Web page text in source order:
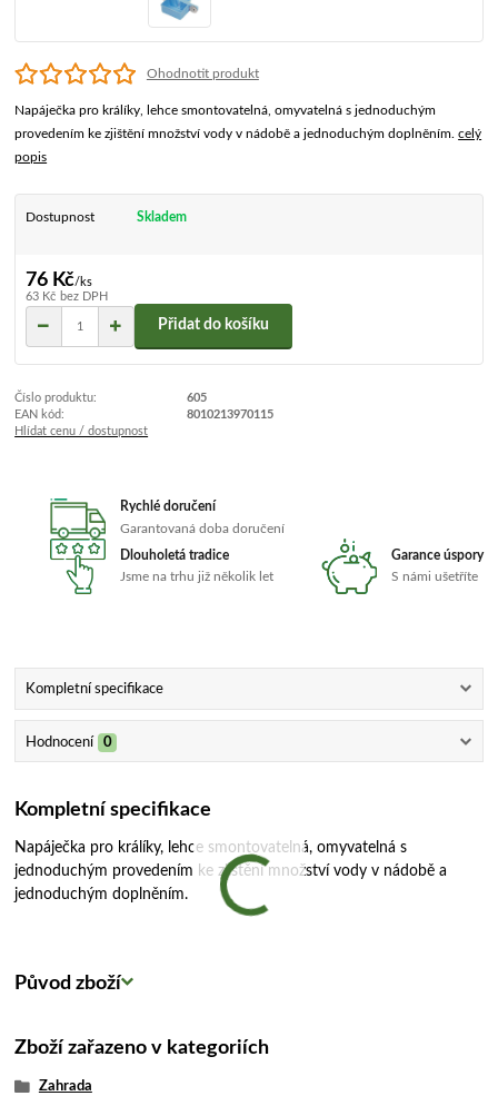
Ohodnotit produkt
Napáječka pro králíky, lehce smontovatelná, omyvatelná s jednoduchým
provedením ke zjištění množství vody v nádobě a jednoduchým doplněním.celý
popis
Dostupnost Skladem
76 Kč/ks
63 Kč bez DPH
Přidat do košíku
Číslo produktu:
605
EAN kód:
8010213970115
Hlídat cenu / dostupnost
Rychlé doručení
Garantovaná doba doručení
Dlouholetá tradice
Jsme na trhu již několik let
Garance úspory
S námi ušetříte
Kompletní specifikace
Hodnocení 0
Kompletní specifikace
Napáječka pro králíky, lehce smontovatelná, omyvatelná s
jednoduchým provedením ke zjištění množství vody v nádobě a
jednoduchým doplněním.
Původ zboží
Zboží zařazeno v kategoriích
Zahrada